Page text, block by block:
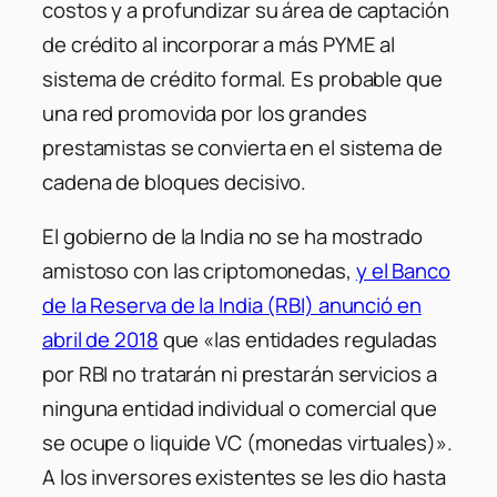
costos y a profundizar su área de captación
de crédito al incorporar a más PYME al
sistema de crédito formal. Es probable que
una red promovida por los grandes
prestamistas se convierta en el sistema de
cadena de bloques decisivo.
El gobierno de la India no se ha mostrado
amistoso con las criptomonedas, y el Banco
de la Reserva de la India (RBI) anunció en
abril de 2018que «las entidades reguladas
por RBI no tratarán ni prestarán servicios a
ninguna entidad individual o comercial que
se ocupe o liquide VC (monedas virtuales)».
A los inversores existentes se les dio hasta